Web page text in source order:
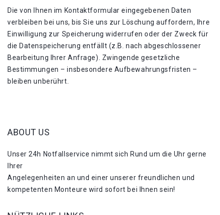
Die von Ihnen im Kontaktformular eingegebenen Daten
verbleiben bei uns, bis Sie uns zur Löschung auffordern, Ihre
Einwilligung zur Speicherung widerrufen oder der Zweck für
die Datenspeicherung entfällt (z.B. nach abgeschlossener
Bearbeitung Ihrer Anfrage). Zwingende gesetzliche
Bestimmungen – insbesondere Aufbewahrungsfristen –
bleiben unberührt.
ABOUT US
Unser 24h Notfallservice nimmt sich Rund um die Uhr gerne
Ihrer
Angelegenheiten an und einer unserer freundlichen und
kompetenten Monteure wird sofort bei Ihnen sein!